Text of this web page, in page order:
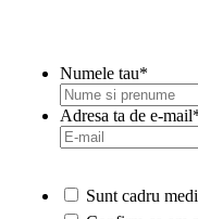
Numele tau*
Adresa ta de e-mail
Sunt cadru